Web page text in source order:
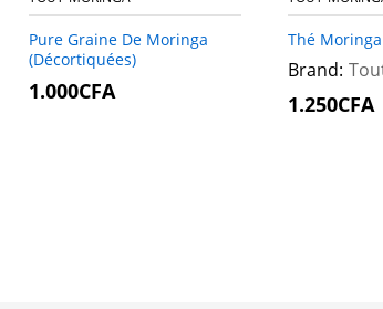
Pure Graine De Moringa
(Décortiquées)
1.000CFA
1.000CFA
Thé
Brand:
1.250CFA
1.250CFA